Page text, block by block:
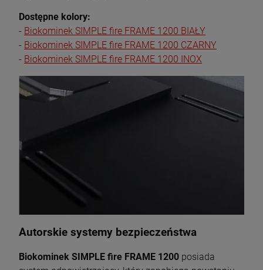
Dostępne kolory:
- Biokominek SIMPLE fire FRAME 1200 BIAŁY
- Biokominek SIMPLE fire FRAME 1200 CZARNY
- Biokominek SIMPLE fire FRAME 1200 INOX
Autorskie systemy bezpieczeństwa
Biokominek SIMPLE fire FRAME 1200 posiada